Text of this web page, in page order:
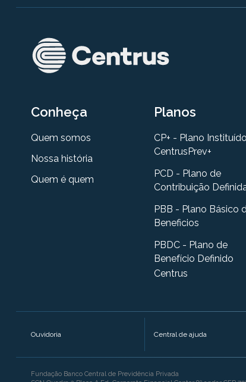
Conheça
Quem somos
Nossa história
Quem é quem
Planos
CP+ - Plano Instituído
CentrusPrev+
PCD - Plano de
Contribuição
PBB - Plano Básico
Beneficios
PBDC - Plano de
Benefício Definido
Centrus
Ouvidoria Central de ajuda
Fundação Banco Central de Previdência Privada